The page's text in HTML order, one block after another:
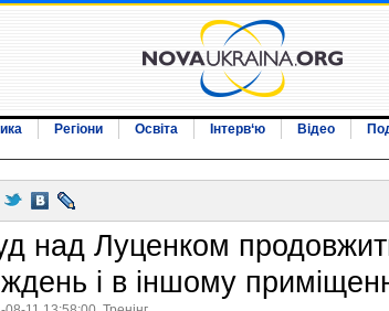
Регіони Освіта Інтерв‘ю Відео
над Луценком
і в іншому